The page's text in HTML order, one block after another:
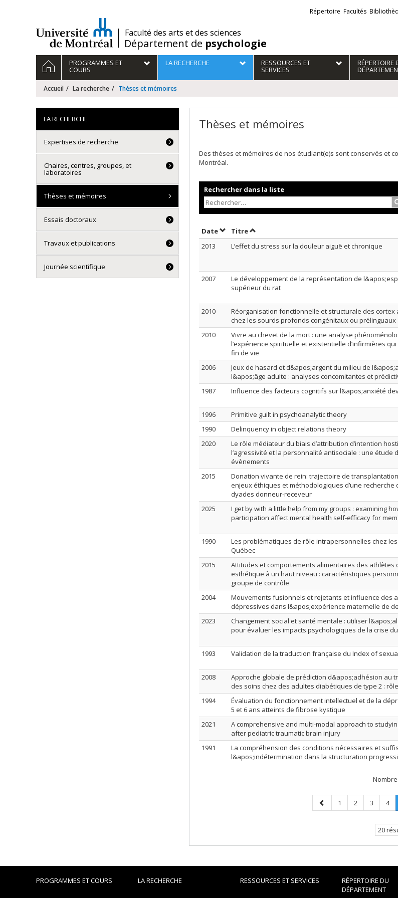
/Faculté des arts et des sciences
Département de psychologie
Liens
externes
Répertoire Facultés
Navigation
principale
ACCUEILPROGRAMMES ET
COURS
LA RECHERCHE RESSOURCES ET
SERVICES
RÉPERTOIRE
Accueil La recherche Thèses et mémoires
Thèses et mémoires
Des thèses et mémoires de nos étudiant(e)s sont conservés et
Montréal.
Rechercher dans la liste
DateTrier par date en ordre décroissant
TitreTrier par titre en ordre décroissant
2013
L’effet du stress sur la douleur aiguë et chronique
2007
Le développement de la représentation de
supérieur du rat
2010
Réorganisation fonctionnelle et structurale des
chez les sourds profonds congénitaux ou prélinguaux
2010
Vivre au chevet de la mort : une analyse
l’expérience spirituelle et existentielle d’infirmières
fin de vie
2006
Jeux de hasard et d&apos;argent du milieu de
l&apos;âge adulte : analyses concomitantes et
1987 Influence des facteurs cognitifs sur l&apos;anxiété
1996 Primitive guilt in psychoanalytic theory
1990
Delinquency in object relations theory
2020
Le rôle médiateur du biais d’attribution d’intention
l’agressivité et la personnalité antisociale : une étude
évènements
2015
Donation vivante de rein: trajectoire de
enjeux éthiques et méthodologiques d’une
dyades donneur-receveur
2025
I get by with a little help from my groups : examining
participation affect mental health self-efficacy for
1990
Les problématiques de rôle intrapersonnelles chez
Québec
2015
Attitudes et comportements alimentaires des
esthétique à un haut niveau : caractéristiques
groupe de contrôle
2004
Mouvements fusionnels et rejetants et influence des
dépressives dans l&apos;expérience maternelle de
2023
Changement social et santé mentale : utiliser
pour évaluer les impacts psychologiques de la crise du
1993
Validation de la traduction française du Index of
2008
Approche globale de prédiction d&apos;adhésion au
des soins chez des adultes diabétiques de type 2 :
1994
Évaluation du fonctionnement intellectuel et de la
5 et 6 ans atteints de fibrose kystique
2021
A comprehensive and multi-modal approach to
after pediatric traumatic brain injury
1991
La compréhension des conditions nécessaires et
l&apos;indétermination dans la structuration
Page
précédente
Page
1 Page
2 Page
3 Page
4
20
LA RECHERCHE
Expertises de recherche
Chaires, centres, groupes, et
laboratoires
Thèses et mémoires
Essais doctoraux
Travaux et publications
Journée scientifique
PROGRAMMES ET COURS LA RECHERCHE RESSOURCES ET SERVICES
RÉPERTOIRE DU
DÉPARTEMENT